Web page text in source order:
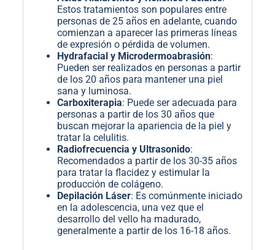
Estos tratamientos son populares entre
personas de 25 años en adelante, cuando
comienzan a aparecer las primeras líneas
de expresión o pérdida de volumen.
Hydrafacial y Microdermoabrasión:
Pueden ser realizados en personas a partir
de los 20 años para mantener una piel
sana y luminosa.
Carboxiterapia: Puede ser adecuada para
personas a partir de los 30 años que
buscan mejorar la apariencia de la piel y
tratar la celulitis.
Radiofrecuencia y Ultrasonido:
Recomendados a partir de los 30-35 años
para tratar la flacidez y estimular la
producción de colágeno.
Depilación Láser: Es comúnmente iniciado
en la adolescencia, una vez que el
desarrollo del vello ha madurado,
generalmente a partir de los 16-18 años.